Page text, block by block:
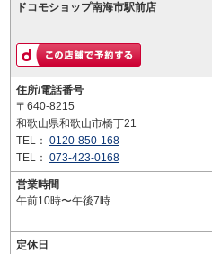
ドコモショップ南海市駅前店
住所/電話番号
〒640-8215
和歌山県和歌山市橋丁21
TEL： 0120-850-168
TEL： 073-423-0168
営業時間
午前10時〜午後7時
定休日